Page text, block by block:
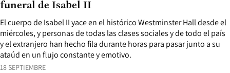
18 SEPTIEMBRE
El cuerpo de Isabel II yace en el histórico Westminster Hall desde el
miércoles, y personas de todas las clases sociales y de todo el país
y el extranjero han hecho fila durante horas para pasar junto a su
ataúd en un flujo constante y emotivo.
funeral de Isabel II